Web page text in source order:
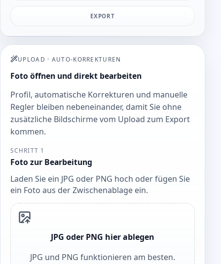
EXPORT
UPLOAD · AUTO-KORREKTUREN
Foto öffnen und direkt bearbeiten
Profil, automatische Korrekturen und manuelle
Regler bleiben nebeneinander, damit Sie ohne
zusätzliche Bildschirme vom Upload zum Export
kommen.
SCHRITT 1
Foto zur Bearbeitung
Laden Sie ein JPG oder PNG hoch oder fügen Sie
ein Foto aus der Zwischenablage ein.
JPG oder PNG hier ablegen
JPG und PNG funktionieren am besten.